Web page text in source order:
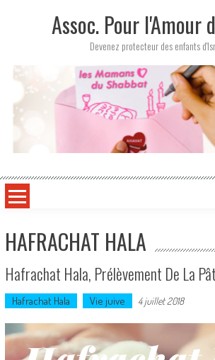
Assoc. Pour l'Amour
Devenez protecteur des enfants
HAFRACHAT HALA
Hafrachat Hala, Prélèvement De La
Hafrachat Hala Vie juive 4 juillet 2018